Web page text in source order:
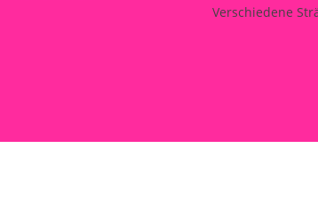
Verschiedene